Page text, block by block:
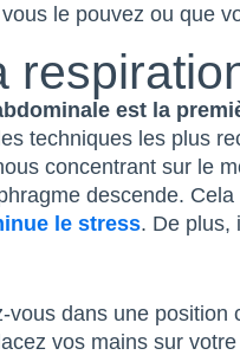
le pouvez ou que
est la
techniques les plus
concentrant sur le
descende.
le stress. De plus,
vous dans une
vos mains sur